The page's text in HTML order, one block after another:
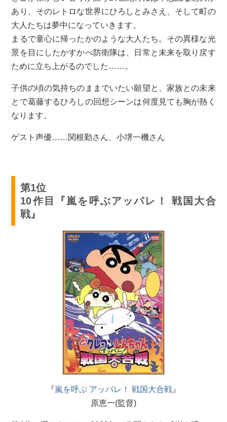
あり、そのレトロな世界にひろしとみさえ、そして町の
大人たちは夢中になっていきます。
まるで童心に帰ったかのような大人たち。その異様な光
景を目にしたかすかべ防衛隊は、日常と未来を取り戻す
ために立ち上がるのでした……。
子供の頃の気持ちのままでいたい願望と、家族との未来
とで葛藤するひろしの回想シーンは何度見ても胸が熱く
なります。
ゲスト声優……関根勤さん、小堺一機さん
第1位
10作目『嵐を呼ぶアッパレ！ 戦国大合
戦』
『嵐を呼ぶ アッパレ！ 戦国大合戦 』
原恵一(監督)